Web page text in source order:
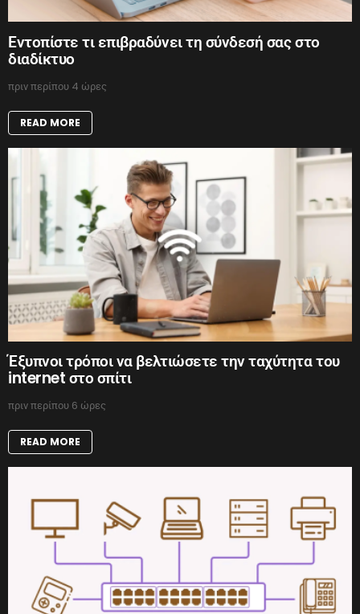
Εντοπίστε τι επιβραδύνει τη σύνδεσή σας στο
διαδίκτυο
πριν περίπου 4 ώρες
READ MORE
Έξυπνοι τρόποι να βελτιώσετε την ταχύτητα του
internet στο σπίτι
πριν περίπου 6 ώρες
READ MORE